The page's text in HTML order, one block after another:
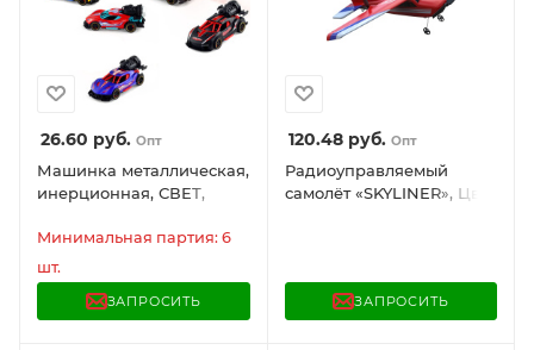
26.60 руб. Опт
Машинка металлическая,
инерционная, СВЕТ,
АССОРТИ, FUNKY TOYS
Минимальная партия: 6
шт.
ЗАПРОСИТЬ
120.48руб. Опт
Радиоуправляемый
самолёт «SKYLINER», Цвет
ЗАПРОСИТЬ